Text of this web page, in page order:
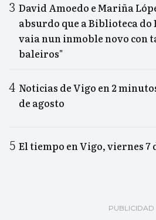
David Amoedo e Mariña
absurdo que a Biblioteca do
vaia nun inmoble novo con
baleiros"
Noticias de Vigo en 2
de agosto
El tiempo en Vigo, viernes 7